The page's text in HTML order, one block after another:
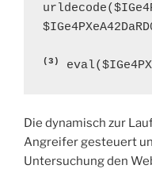
(3)
Die dynamisch zur
Angreifer gesteuert
Untersuchung den